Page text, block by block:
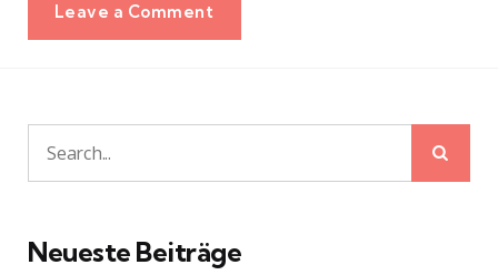
Leave a Comment
Search
for:
Neueste Beiträge